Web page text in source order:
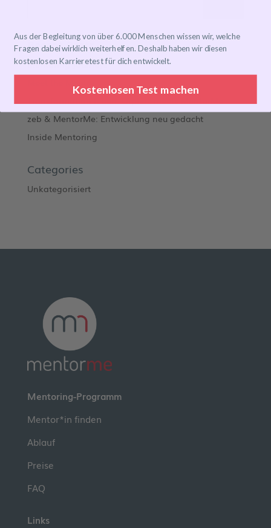
Recent Posts
Mentoring Journeys
zeb & MentorMe: Entwicklung neu gedacht
Inside Mentoring
Categories
Unkategorisiert
Mentoring-Programm
Mentor*in finden
Ablauf
Preise
FAQ
Links
Aus der Begleitung von über 6.000 Menschen wissen wir, welche
Fragen dabei wirklich weiterhelfen. Deshalb haben wir diesen
kostenlosen Karrieretest für dich entwickelt.
Kostenlosen Test machen